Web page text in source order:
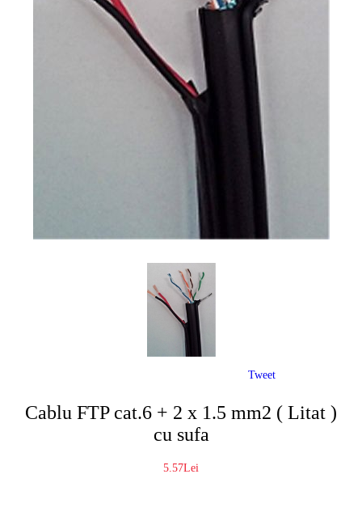
Cablu FTP cat.6 + 2 x 1.5 mm2 ( Litat )
cu sufa
5.57Lei
Tweet